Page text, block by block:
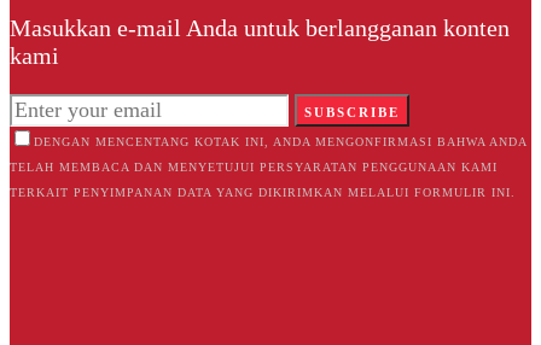
Masukkan e-mail Anda untuk berlangganan konten
kami
SUBSCRIBE
DENGAN MENCENTANG KOTAK INI, ANDA MENGONFIRMASI BAHWA ANDA
TELAH MEMBACA DAN MENYETUJUI PERSYARATAN PENGGUNAAN KAMI
TERKAIT PENYIMPANAN DATA YANG DIKIRIMKAN MELALUI FORMULIR INI.